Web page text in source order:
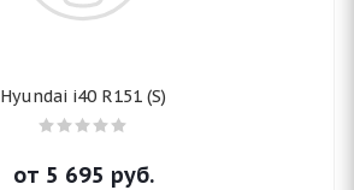
Hyundai i40 R151 (S)
от 5 695 руб.